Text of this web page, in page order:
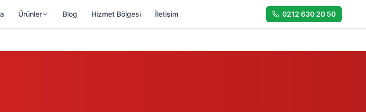
Ürünler Blog Hizmet Bölgesi İletişim 0212 630 20 50